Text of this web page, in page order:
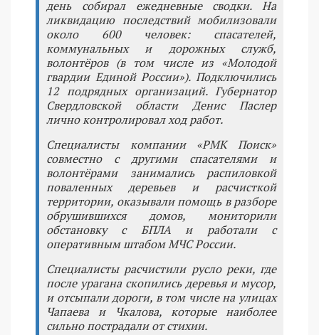
день собирал ежедневные сводки. На
ликвидацию последствий мобилизовали
около 600 человек: спасателей,
коммунальных и дорожных служб,
волонтёров (в том числе из «Молодой
гвардии Единой России»). Подключились
12 подрядных организаций. Губернатор
Свердловской области Денис Паслер
лично контролировал ход работ.
Специалисты компании «РМК Поиск»
совместно с другими спасателями и
волонтёрами занимались распиловкой
поваленных деревьев и расчисткой
территории, оказывали помощь в разборе
обрушившихся домов, мониторили
обстановку с БПЛА и работали с
оперативным штабом МЧС России.
Специалисты расчистили русло реки, где
после урагана скопились деревья и мусор,
и отсыпали дороги, в том числе на улицах
Чапаева и Чкалова, которые наиболее
сильно пострадали от стихии.